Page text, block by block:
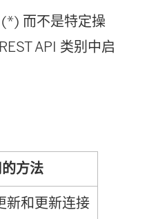
而不是特定操
API 类别中启
方法
新和更新连接